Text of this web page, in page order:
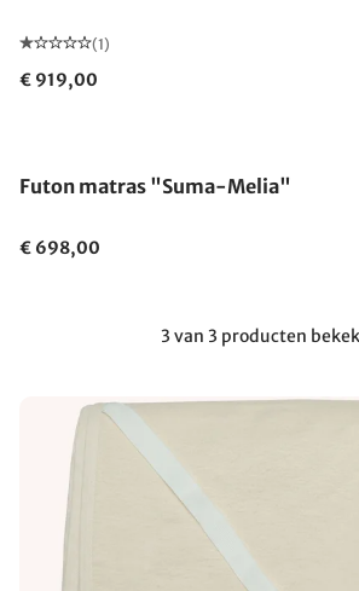
(1)
€ 919,00
Futon matras "Suma-Melia"
€ 698,00
3 van 3 producten